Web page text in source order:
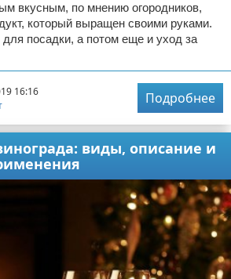
вкусным, по мнению огородников,
который выращен своими руками.
для посадки, а потом еще и уход за
16:16
Подробнее
виды, описание и